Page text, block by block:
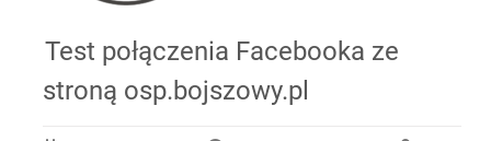
Test połączenia Facebooka ze
stroną osp.bojszowy.pl